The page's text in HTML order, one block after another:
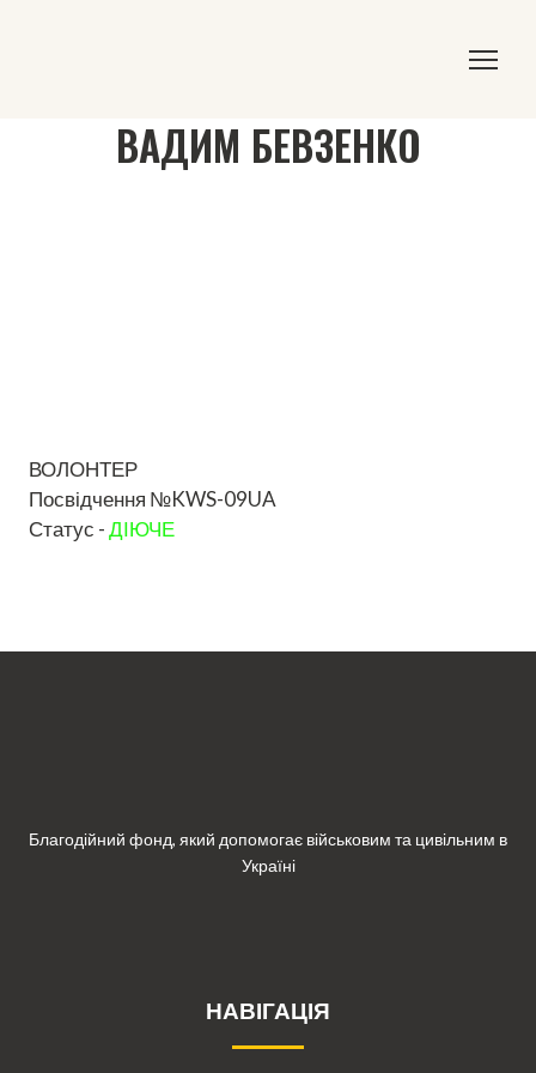
ВАДИМ БЕВЗЕНКО
ВОЛОНТЕР
Посвідчення №KWS-09UA
Статус -ДІЮЧЕ
Благодійний фонд, який допомогає військовим та цивільним в
Україні
НАВІГАЦІЯ